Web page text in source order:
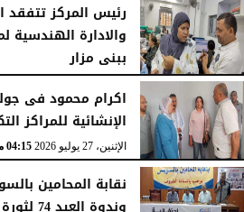
رئيس المركز تتفقد
والادارة الهندسية
ببنى مزار
الأربعاء، 29 يوليو 2026 02:03 مـ
اكرام محمود فى
الإنشائية للمراكز
الإثنين، 27 يوليو 2026 04:15 مـ
نقابة المحامين
وندوة العيد 74 لثورة 23 يوليو